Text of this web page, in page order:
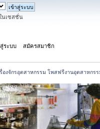
นเซสชั่น
ระบบ สมัครสมาชิก
องจักรอุตสาหกรรม โพสฟรีงานอุตสาหกร